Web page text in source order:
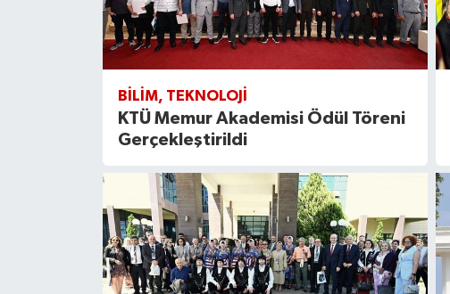
BILIM, TEKNOLOJI
KTÜ Memur Akademisi Ödül Töreni
Gerçekleştirildi